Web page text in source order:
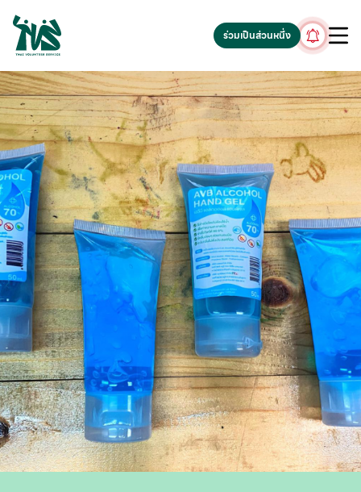
gv-5iuoxpem74qfjw.dv.googlehosted.com
ร่วมเป็นส่วนหนึ่ง